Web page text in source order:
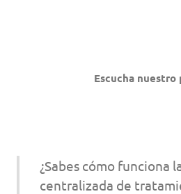
Escucha nuestro
¿Sabes cómo funciona
centralizada de